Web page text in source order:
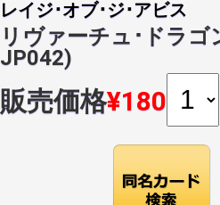
レイジ･オブ･ジ･アビス
リヴァーチュ･ドラゴ
JP042)
販売価格¥180